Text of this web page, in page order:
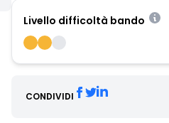
Livello difficoltà bando
CONDIVIDI